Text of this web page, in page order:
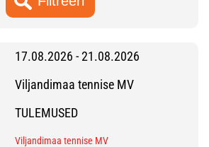
17.08.2026 - 21.08.2026
Viljandimaa tennise MV
TULEMUSED
Viljandimaa tennise MV